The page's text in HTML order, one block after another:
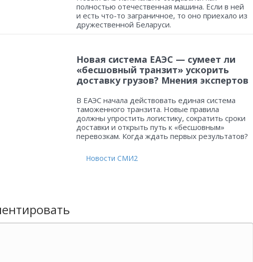
полностью отечественная машина. Если в ней
и есть что-то заграничное, то оно приехало из
дружественной Беларуси.
Новая система ЕАЭС — сумеет ли
«бесшовный транзит» ускорить
доставку грузов? Мнения экспертов
В ЕАЭС начала действовать единая система
таможенного транзита. Новые правила
должны упростить логистику, сократить сроки
доставки и открыть путь к «бесшовным»
перевозкам. Когда ждать первых результатов?
Новости СМИ2